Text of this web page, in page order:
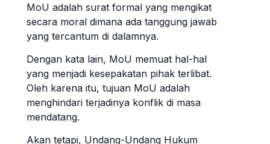
MoU adalah surat formal yang mengikat
secara moral dimana ada tanggung jawab
yang tercantum di dalamnya.
Dengan kata lain, MoU memuat hal-hal
yang menjadi kesepakatan pihak terlibat.
Oleh karena itu, tujuan MoU adalah
menghindari terjadinya konflik di masa
mendatang.
Akan tetapi, Undang-Undang Hukum